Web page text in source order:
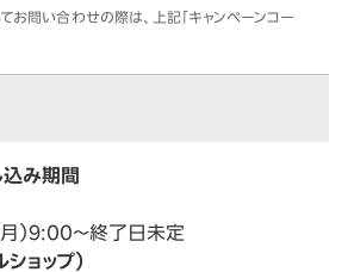
お問い合わせの際は、上記「キャンペーンコー
み期間
）9:00～終了日未定
ョップ）